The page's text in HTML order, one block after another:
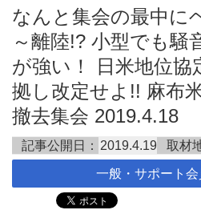
なんと集会の最中に
～離陸!? 小型でも騒
が強い！ 日米地位協
拠し改定せよ!! 麻布
撤去集会 2019.4.18
記事公開日： 2019.4.19 取材
一般・サポート